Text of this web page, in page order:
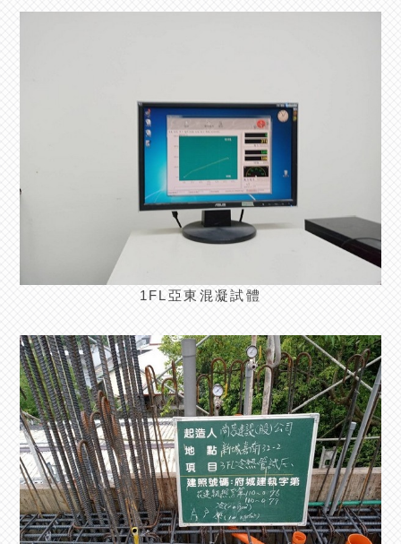
1FL亞東混凝試體